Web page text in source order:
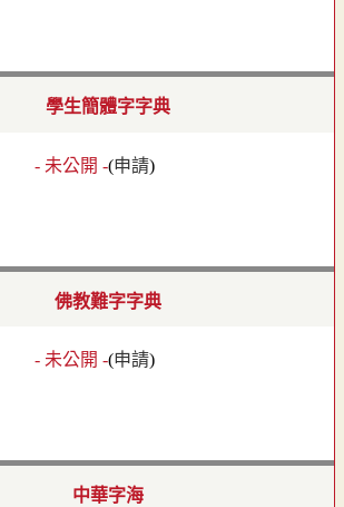
學生簡體字字典
- 未公開 -(申請)
佛教難字字典
- 未公開 -(申請)
中華字海